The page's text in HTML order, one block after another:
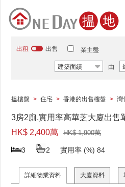
出租 出售 業主盤
建築面績 由
搵樓盤 > 住宅 > 香港的出售樓盤 > 灣
3房2廁,實用率高華芝大廈出售
HK$ 2,400萬
HK$ 1,900萬
3 2 實用率 (%) 84
詳細物業資料 大廈資料